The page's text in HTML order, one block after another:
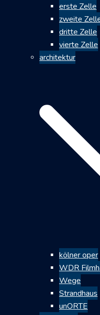
erste Zelle
zweite
dritte Zelle
vierte Zelle
architektur
kölner oper
WDR
Wege
Strandhaus
unORTE